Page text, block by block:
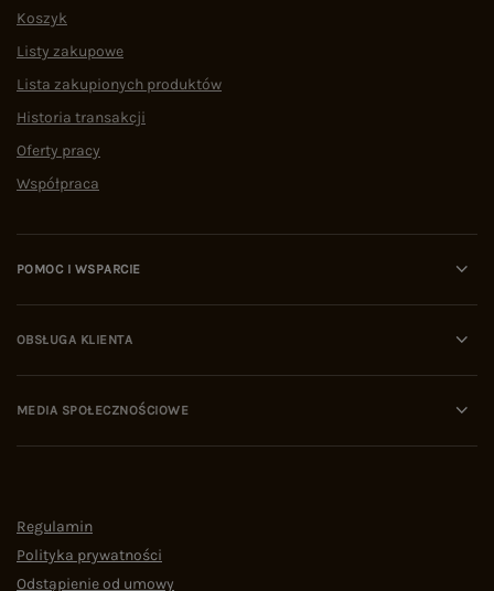
Koszyk
Listy zakupowe
Lista zakupionych produktów
Historia transakcji
Oferty pracy
Współpraca
POMOC I WSPARCIE
OBSŁUGA KLIENTA
MEDIA SPOŁECZNOŚCIOWE
Regulamin
Polityka prywatności
Odstąpienie od umowy